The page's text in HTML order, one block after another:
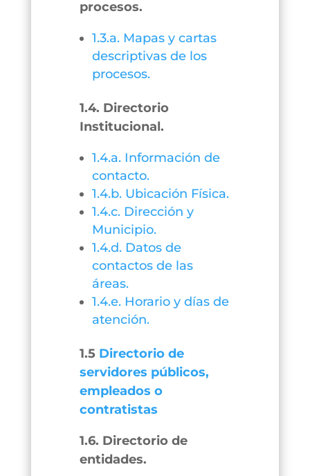
procesos.
1.3.a. Mapas y cartas
descriptivas de los
procesos.
1.4. Directorio
Institucional.
1.4.a. Información de
contacto.
1.4.b. Ubicación Física.
1.4.c. Dirección y
Municipio.
1.4.d. Datos de
contactos de las
áreas.
1.4.e. Horario y días de
atención.
1.5 Directorio de
servidores públicos,
empleados o
contratistas
1.6. Directorio de
entidades.